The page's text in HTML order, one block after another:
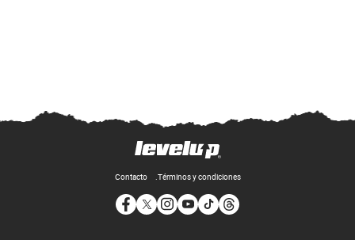
Contacto Términos y condiciones
Opens in new window
Opens in new window
Opens in new window
Opens in new window
Opens in new window
Opens in new window